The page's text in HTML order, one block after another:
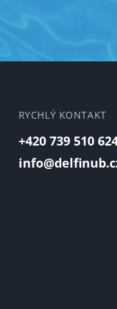
RYCHLÝ KONTAKT
+420 739 510